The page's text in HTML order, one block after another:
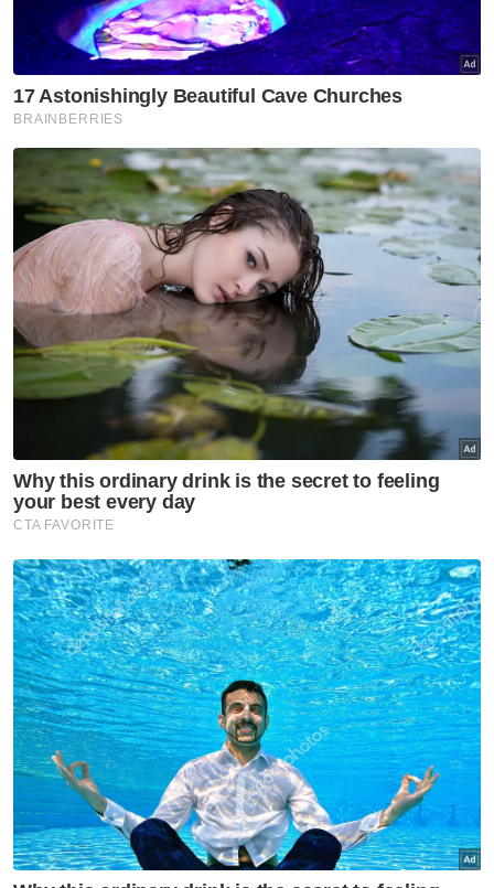
daripada lima beradik itu telah menjalani 12
sesi kemoterapi tetapi ia masih tidak
menunjukkan sebarang tanda positif dalam
melawan sel kanser.
Orang ramai yang ingin menghulur bantuan
kepada Irsyad Iskandar boleh menghubungi
Mastuyah Abdul Wahab di talian 012-6161795
atau menyalurkan sumbangan ke akaun RHB
Bank 16121700041570 atas nama Mastuyah
Abdul Wahab.
Muat turun aplikasi Sinar Harian.Klik di sini!
YBR
Badminton Remaja